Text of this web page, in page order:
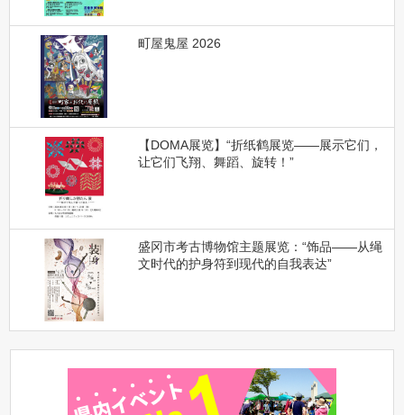
町屋鬼屋 2026
【DOMA展览】“折纸鹤展览——展示它们，
让它们飞翔、舞蹈、旋转！”
盛冈市考古博物馆主题展览：“饰品——从绳
文时代的护身符到现代的自我表达”